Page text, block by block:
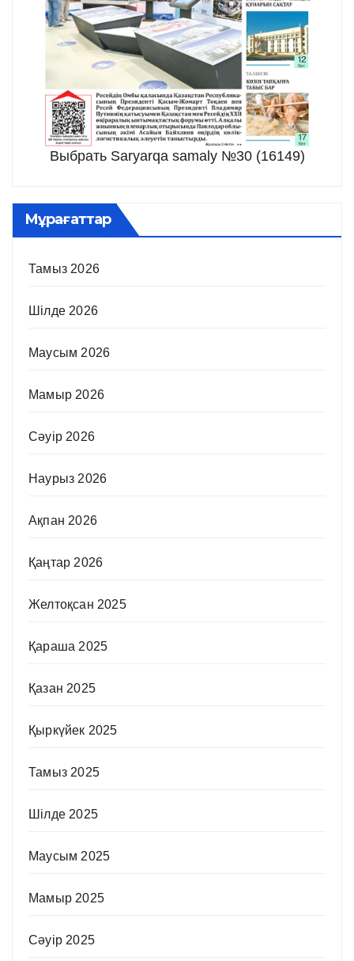
Выбрать Saryarqa samaly №30 (16149)
Мұрағаттар
Тамыз 2026
Шілде 2026
Маусым 2026
Мамыр 2026
Сәуір 2026
Наурыз 2026
Ақпан 2026
Қаңтар 2026
Желтоқсан 2025
Қараша 2025
Қазан 2025
Қыркүйек 2025
Тамыз 2025
Шілде 2025
Маусым 2025
Мамыр 2025
Сәуір 2025